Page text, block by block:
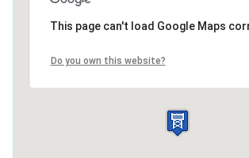
This page can't load Google Maps
Do you own this website?